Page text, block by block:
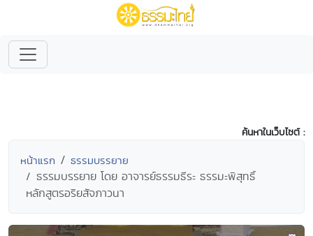
ค้นหาในเว็บไซต์ :
หน้าแรก ธรรมบรรยาย
ธรรมบรรยาย โดย อาจารย์ธรรมธีระ ธรรมะพิสุทธิ์
หลักสูตรอริยสัจภาวนา